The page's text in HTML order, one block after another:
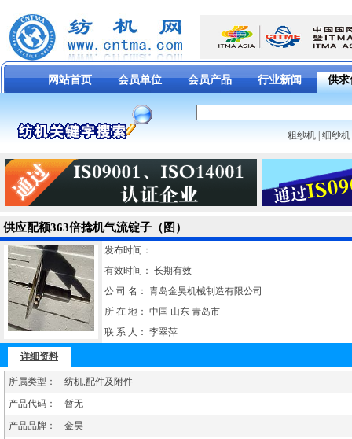
网站首页 会员单位 会员产品 行业新闻 供
粗纱机 细纱机
供应配额363倍捻机气流锭子（图）
发布时间：
有效时间： 长期有效
公 司 名： 青岛金昊机械制造有限公司
所 在 地： 中国 山东 青岛市
联 系 人： 李翠萍
详细资料
所属类型：
纺机,配件及附件
产品代码：
暂无
产品品牌：
金昊